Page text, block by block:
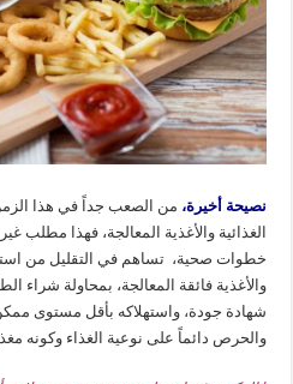
نصيحة أخيرة، من الصعب جداً في هذا
الغذائية والأغذية المعالجة، فهذا مطلب
خطوات صحية، تساهم في التقليل من
والأغذية فائقة المعالجة، بمحاولة شراء
شهادة جودة، واستهلاكه بأقل مستوى
والحرص دائماً على نوعية الغذاء وكونه